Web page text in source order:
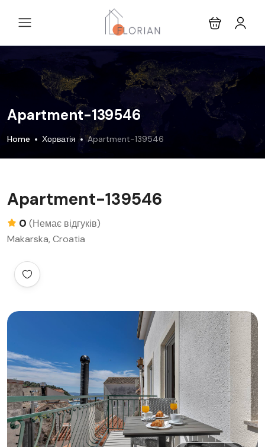
Apartment-139546
Home Хорватія Apartment-139546
Apartment-139546
0 (Немає відгуків)
Makarska, Croatia